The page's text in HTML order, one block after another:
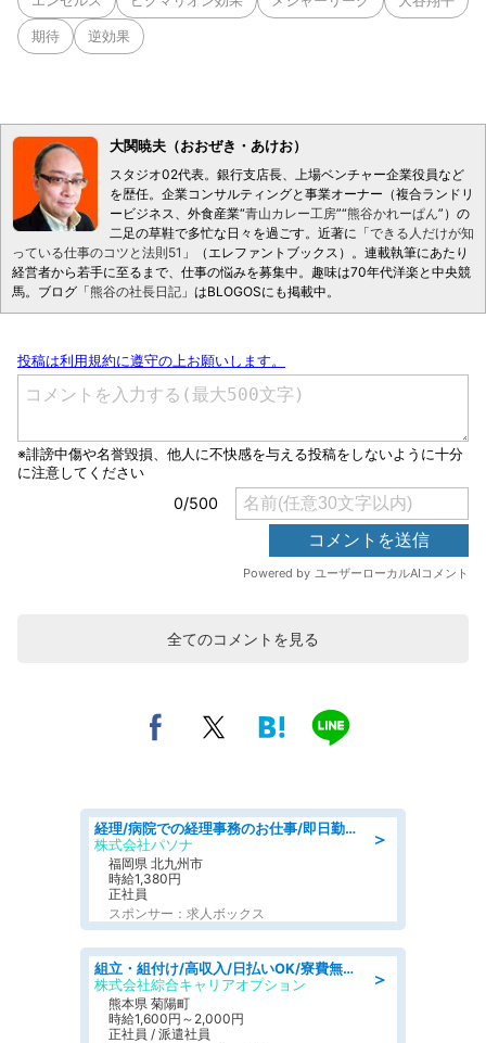
期待 逆効果
大関暁夫（おおぜき・あけお）
スタジオ02代表。銀行支店長、上場ベンチャー企業役員など
を歴任。企業コンサルティングと事業オーナー（複合ランドリ
ービジネス、外食産業“青山カレー工房”“熊谷かれーぱん”）の
二足の草鞋で多忙な日々を過ごす。近著に「できる人だけが知
っている仕事のコツと法則51 」（エレファントブックス）。連載執筆にあたり
経営者から若手に至るまで、仕事の悩みを募集中。趣味は70年代洋楽と中央競
馬。ブログ「熊谷の社長日記 」はBLOGOSにも掲載中。
全てのコメントを見る
＞
経理/病院での経理事務のお仕事/即日勤務可/車通勤可/経理/一般事務
株式会社パソナ
福岡県 北九州市
時給1,380円
正社員
スポンサー：求人ボックス
＞
組立・組付け/高収入/日払いOK/寮費無料/交替制/20・30・40代活躍中
株式会社綜合キャリアオプション
熊本県 菊陽町
時給1,600円～2,000円
正社員 / 派遣社員